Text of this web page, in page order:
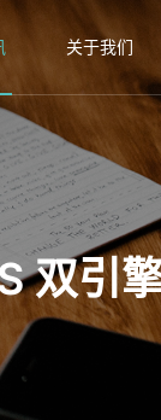
关于我们
双引